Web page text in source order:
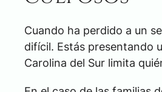
Cuando ha perdido a un
difícil. Estás presentando
Carolina del Sur limita